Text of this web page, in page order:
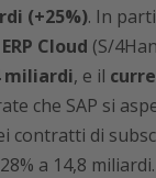
(+25%). In
Cloud (S/
miliardi, e il
che SAP si
contratti di
a 14,8 miliardi.